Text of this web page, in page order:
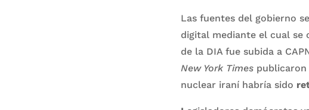
Las fuentes del gobierno
digital mediante el cual se
de la DIA fue subida a
New York Timespublicaron
nuclear iraní habría sido